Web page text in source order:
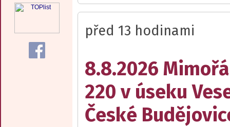
před 13 hodinami
8.8.2026
220 v úseku
České